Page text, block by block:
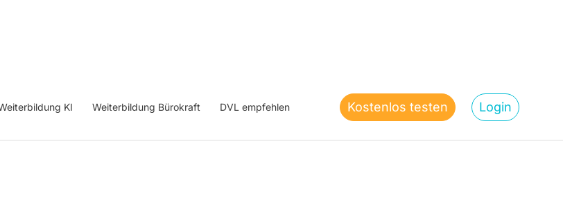
KI Weiterbildung Bürokraft DVL empfehlen Kostenlos testen Login